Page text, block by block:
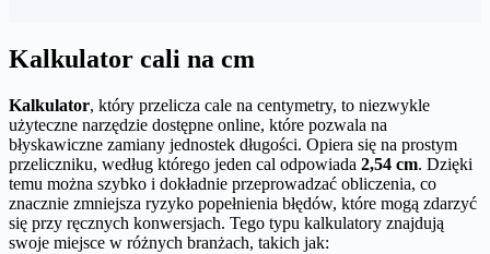
Kalkulator cali na cm
Kalkulator, który przelicza cale na centymetry, to niezwykle
użyteczne narzędzie dostępne online, które pozwala na
błyskawiczne zamiany jednostek długości. Opiera się na prostym
przeliczniku, według którego jeden cal odpowiada 2,54 cm. Dzięki
temu można szybko i dokładnie przeprowadzać obliczenia, co
znacznie zmniejsza ryzyko popełnienia błędów, które mogą zdarzyć
się przy ręcznych konwersjach. Tego typu kalkulatory znajdują
swoje miejsce w różnych branżach, takich jak: